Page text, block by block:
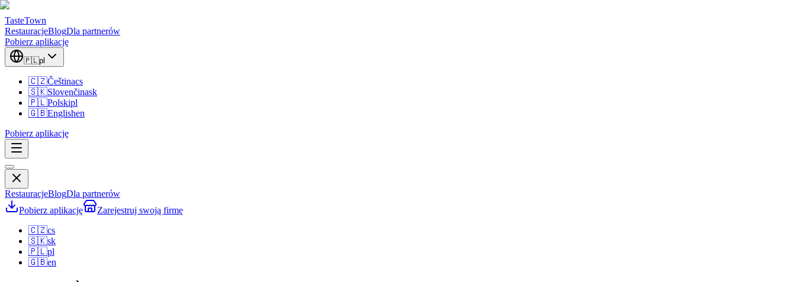
TasteTown
RestauracjeBlogDla partnerów
Pobierz aplikację
🇵🇱pl
🇨🇿Češtinacs
🇸🇰Slovenčinask
🇵🇱Polskipl
🇬🇧Englishen
Pobierz aplikację
RestauracjeBlogDla partnerów
Pobierz aplikację
Zarejestruj swoją firmę
🇨🇿cs
🇸🇰sk
🇵🇱pl
🇬🇧en